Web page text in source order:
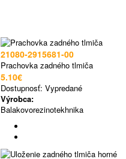
21080-2915681-00
Prachovka zadného tlmiča
5.10€
Dostupnosť: Vypredané
Výrobca:
Balakovorezinotekhnika